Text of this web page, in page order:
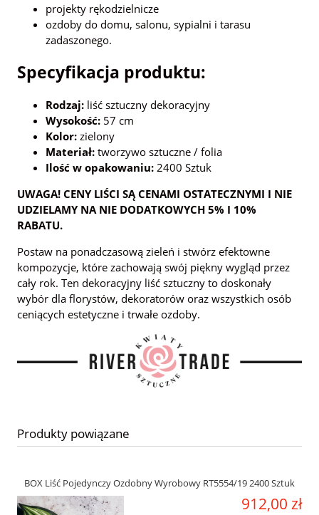
projekty rękodzielnicze
ozdoby do domu, salonu, sypialni i tarasu
zadaszonego.
Specyfikacja produktu:
Rodzaj: liść sztuczny dekoracyjny
Wysokość: 57 cm
Kolor: zielony
Materiał: tworzywo sztuczne / folia
Ilość w opakowaniu: 2400 Sztuk
UWAGA! CENY LIŚCI SĄ CENAMI OSTATECZNYMI I NIE
UDZIELAMY NA NIE DODATKOWYCH 5% I 10%
RABATU.
Postaw na ponadczasową zieleń i stwórz efektowne
kompozycje, które zachowają swój piękny wygląd przez
cały rok. Ten dekoracyjny liść sztuczny to doskonały
wybór dla florystów, dekoratorów oraz wszystkich osób
ceniących estetyczne i trwałe ozdoby.
Produkty powiązane
BOX Liść Pojedynczy Ozdobny Wyrobowy RT5554/19 2400 Sztuk
912,00 zł